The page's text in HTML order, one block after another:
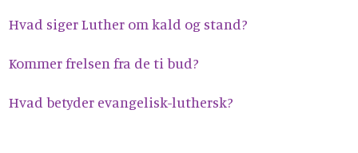
Hvad siger Luther om kald og stand?
Kommer frelsen fra de ti bud?
Hvad betyder evangelisk-luthersk?